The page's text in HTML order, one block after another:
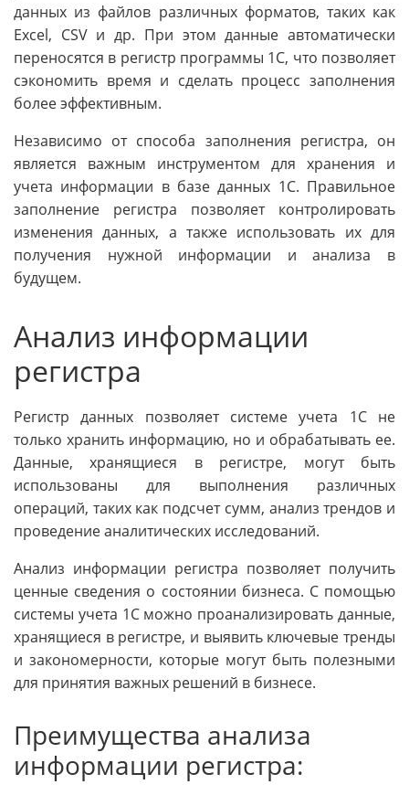
данных из файлов различных форматов, таких как
Excel, CSV и др. При этом данные автоматически
переносятся в регистр программы 1С, что позволяет
сэкономить время и сделать процесс заполнения
более эффективным.
Независимо от способа заполнения регистра, он
является важным инструментом для хранения и
учета информации в базе данных 1С. Правильное
заполнение регистра позволяет контролировать
изменения данных, а также использовать их для
получения нужной информации и анализа в
будущем.
Анализ информации
регистра
Регистр данных позволяет системе учета 1С не
только хранить информацию, но и обрабатывать ее.
Данные, хранящиеся в регистре, могут быть
использованы для выполнения различных
операций, таких как подсчет сумм, анализ трендов и
проведение аналитических исследований.
Анализ информации регистра позволяет получить
ценные сведения о состоянии бизнеса. С помощью
системы учета 1С можно проанализировать данные,
хранящиеся в регистре, и выявить ключевые тренды
и закономерности, которые могут быть полезными
для принятия важных решений в бизнесе.
Преимущества анализа
информации регистра: